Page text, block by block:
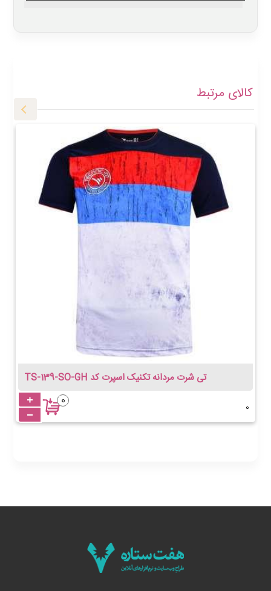
کالای مرتبط
تی شرت مردانه تکنیک اسپرت کد TS-139-SO-GH
0
افزودن کالا به سبد خرید
0